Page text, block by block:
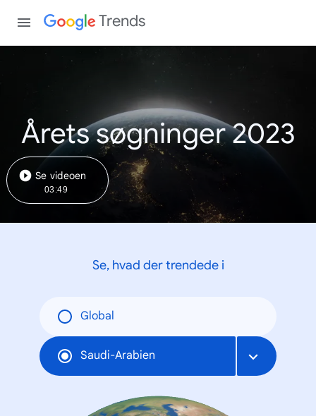
Trends
Årets søgninger 2023
Se videoen
03:49
Se, hvad der trendede i
Global
Saudi-Arabien